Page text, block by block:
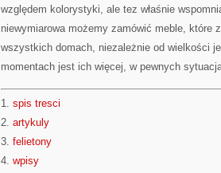
względem kolorystyki, ale tez właśnie
niewymiarowa możemy zamówić meble, które
wszystkich domach, niezależnie od wielkości
momentach jest ich więcej, w pewnych
1. spis tresci
2. artykuly
3. felietony
4. wpisy